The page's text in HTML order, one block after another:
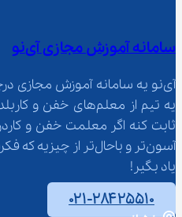
سامانه آموزش مجازی آی‌نو
آی‌نو یه سامانه آموزش مجازی
یه تیم از معلم‌‌های
ثابت کنه اگر معلمت خفن و
یاد بگیر!
۰۲۱-۲۸۴۲۵۵۱۰